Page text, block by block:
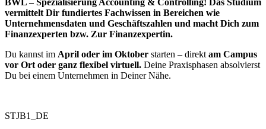
BWL – Spezialisierung Accounting & Controlling! Das Studium
vermittelt Dir fundiertes Fachwissen in Bereichen wie
Unternehmensdaten und Geschäftszahlen und macht Dich zum
Finanzexperten bzw. Zur Finanzexpertin.
Du kannst im April oder im Oktober starten – direkt am Campus
vor Ort oder ganz flexibel virtuell. Deine Praxisphasen absolvierst
Du bei einem Unternehmen in Deiner Nähe.
STJB1_DE